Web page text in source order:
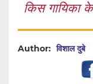
किस गायिका
Author: विशाल दुबे